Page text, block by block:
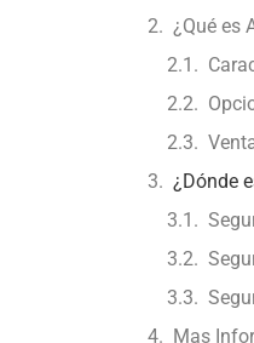
¿Qué es
¿Dónde
Mas